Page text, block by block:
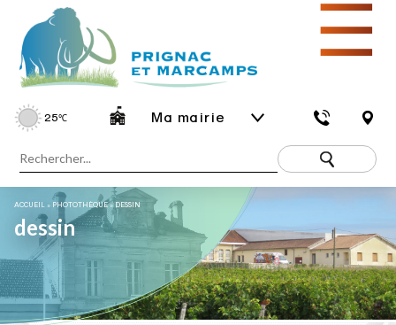
25℃ Ma mairie
☰
ACCUEIL » PHOTOTHÈQUE»DESSIN
dessin